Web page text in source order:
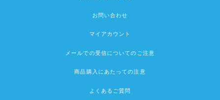
お問い合わせ
マイアカウント
メールでの受信についてのご注意
商品購入にあたっての注意
よくあるご質問